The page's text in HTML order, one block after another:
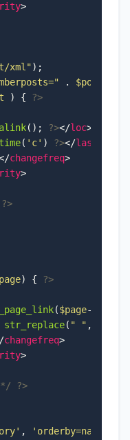
>
xml"
.
) { ?>
(); ?></loc>
( 'c' ) ?></lastmod
changefreq>
>
?>
) { ?>
($page->ID);
str_replace( " " ,
changefreq>
>
*/
?>
,